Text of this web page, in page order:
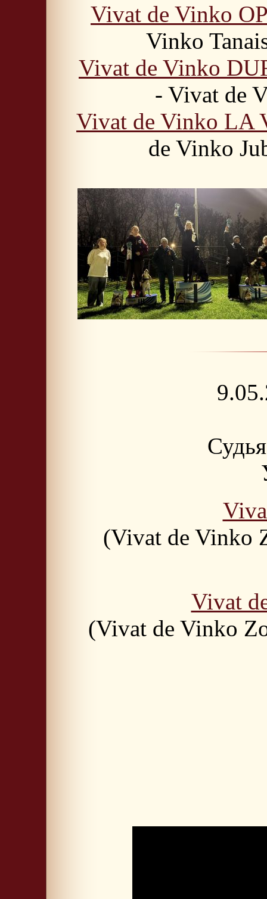
Vivat de Vinko
Vinko
Vivat de Vinko
- Vivat de
Vivat de Vinko LA
de Vinko
(Vivat de Vinko
Vivat
(Vivat de Vinko